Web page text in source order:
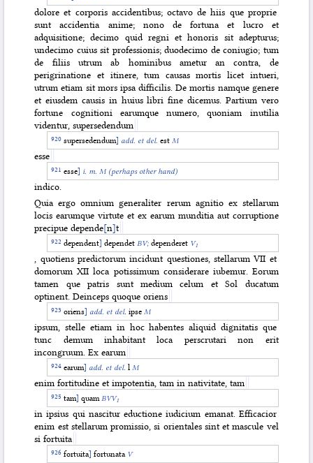
dolore et corporis accidentibus; octavo de hiis que proprie
sunt accidentia anime; nono de fortuna et lucro et
adquisitione; decimo quid regni et honoris sit adepturus;
undecimo cuius sit professionis; duodecimo de coniugio; tum
de filiis utrumab hominibus ametur an contra, de
perigrinatione et itinere, tum causas mortis licet intueri,
utrum etiam sit mors ipsa difficilis. De mortis namque genere
et eiusdem causis in huius libri fine dicemus. Partium vero
fortune cognitioni earumque numero, quoniam inutilia
videntur, supersedendum
supersedendum] add. et del. est M
esse
esse] i. m. M (perhaps other hand)
indico.
Quia ergo omnium generaliter rerum agnitio ex stellarum
locis earumque virtute et ex earum munditia aut corruptione
precipue depende[n]t
dependent] dependet BV;dependeretV1
, quotiens predictorum incidunt questiones, stellarum VII et
domorum XII loca potissimum considerare iubemur. Eorum
tamen que patris sunt medium celum et Sol ducatum
optinent. Deinceps quoque oriens
oriens] add. et del. ipse M
ipsum, stelle etiam in hoc habentes aliquid dignitatis que
tunc demum inhabitant loca perscrutari non erit
incongruum. Ex earum
earum] add. et del. l M
enim fortitudine et impotentia, tam in nativitate, tam
tam] quamBVV1
in ipsius qui nascitur eductione iudicium emanat. Efficacior
enim est stellarum promissio, si orientales sint et mascule vel
si fortuita
fortuita] fortunata V